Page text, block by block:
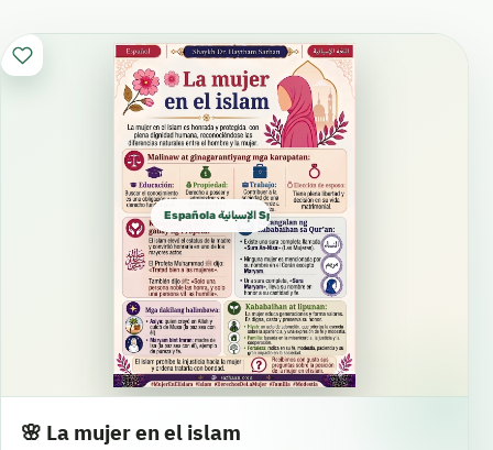
Española الإسبانية Spanish
🌸 La mujer en el islam